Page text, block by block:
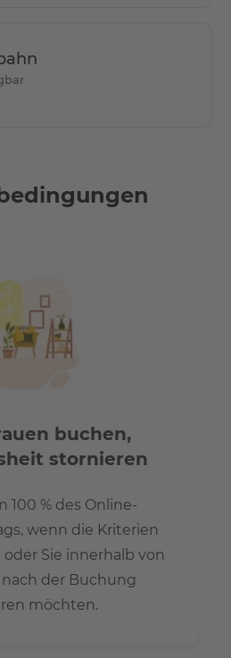
einen Besichtigungstermin zu
das untenstehende
rufen Sie uns an unter +49 176
buchen,
stornieren
100 % des Online-
wenn die Kriterien
Sie innerhalb von
der Buchung
möchten.